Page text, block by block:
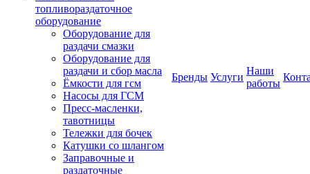
топливораздаточное
оборудование
Оборудование для
раздачи смазки
Оборудование для
раздачи и сбор масла
Ёмкости для гсм
Насосы для ГСМ
Пресс-масленки,
тавотницы
Тележки для бочек
Катушки со шлангом
Заправочные и
раздаточные
Бренды Услуги
Наши
работы